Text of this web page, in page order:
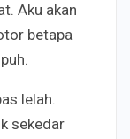
Aku akan
betapa
lelah.
sekedar